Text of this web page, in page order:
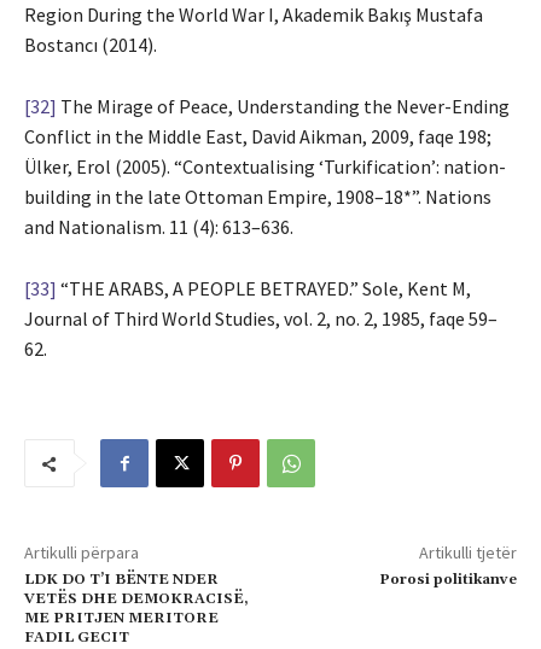
Region During the World War I, Akademik Bakış Mustafa
Bostancı (2014).
[32] The Mirage of Peace, Understanding the Never-Ending
Conflict in the Middle East, David Aikman, 2009, faqe 198;
Ülker, Erol (2005). “Contextualising ‘Turkification’: nation-
building in the late Ottoman Empire, 1908–18*”. Nations
and Nationalism. 11 (4): 613–636.
[33] “THE ARABS, A PEOPLE BETRAYED.” Sole, Kent M,
Journal of Third World Studies, vol. 2, no. 2, 1985, faqe 59–
62.
Artikulli përpara
LDK DO T’I BËNTE NDER
VETËS DHE DEMOKRACISË,
ME PRITJEN MERITORE
FADIL GECIT
Artikulli tjetër
Porosi politikanve